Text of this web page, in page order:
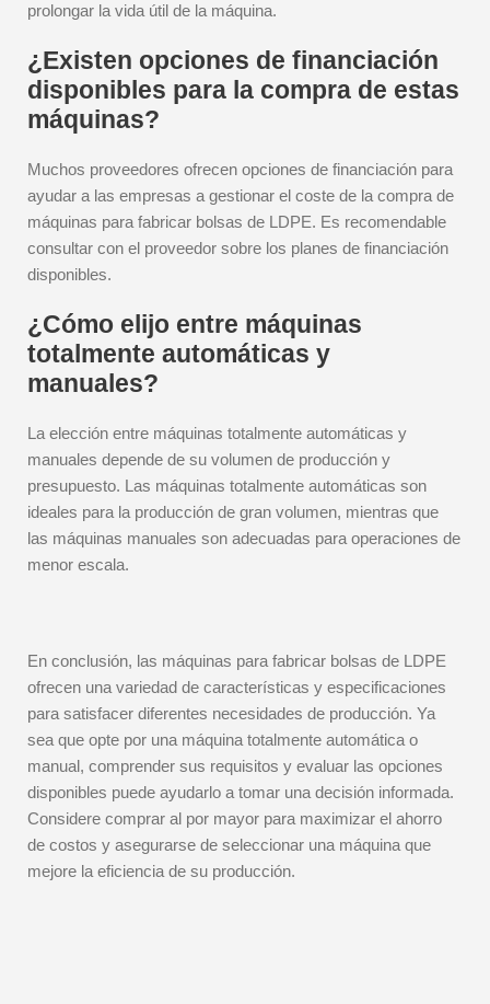
prolongar la vida útil de la máquina.
¿Existen opciones de financiación
disponibles para la compra de estas
máquinas?
Muchos proveedores ofrecen opciones de financiación para
ayudar a las empresas a gestionar el coste de la compra de
máquinas para fabricar bolsas de LDPE. Es recomendable
consultar con el proveedor sobre los planes de financiación
disponibles.
¿Cómo elijo entre máquinas
totalmente automáticas y
manuales?
La elección entre máquinas totalmente automáticas y
manuales depende de su volumen de producción y
presupuesto. Las máquinas totalmente automáticas son
ideales para la producción de gran volumen, mientras que
las máquinas manuales son adecuadas para operaciones de
menor escala.
En conclusión, las máquinas para fabricar bolsas de LDPE
ofrecen una variedad de características y especificaciones
para satisfacer diferentes necesidades de producción. Ya
sea que opte por una máquina totalmente automática o
manual, comprender sus requisitos y evaluar las opciones
disponibles puede ayudarlo a tomar una decisión informada.
Considere comprar al por mayor para maximizar el ahorro
de costos y asegurarse de seleccionar una máquina que
mejore la eficiencia de su producción.